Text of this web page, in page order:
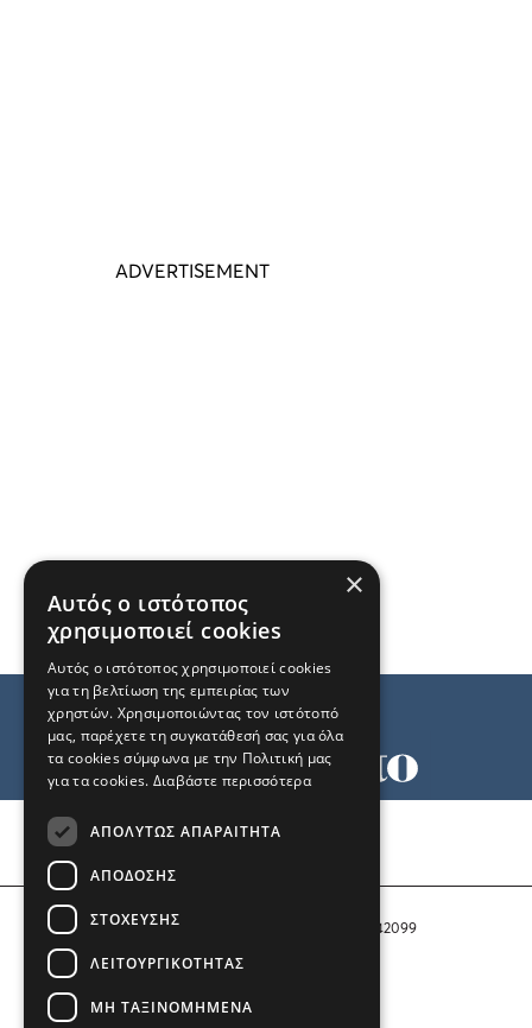
Αριθμός Πιστοποίησης Μ.Η.Τ. 242099
COPYRIGHT © 2026 Το Μανιφέστο
×
Αυτός ο ιστότοπος
χρησιμοποιεί cookies
Αυτός ο ιστότοπος χρησιμοποιεί cookies
για τη βελτίωση της εμπειρίας των
χρηστών. Χρησιμοποιώντας τον ιστότοπό
μας, παρέχετε τη συγκατάθεσή σας για όλα
τα cookies σύμφωνα με την Πολιτική μας
για τα cookies. Διαβάστε περισσότερα
ΑΠΟΛΎΤΩΣ ΑΠΑΡΑΊΤΗΤΑ
ΑΠΌΔΟΣΗΣ
ΣΤΌΧΕΥΣΗΣ
ΛΕΙΤΟΥΡΓΙΚΌΤΗΤΑΣ
ΜΗ ΤΑΞΙΝΟΜΗΜΈΝΑ